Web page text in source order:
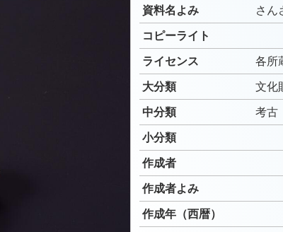
資料名よみ さん
コピーライト
ライセンス 各所
大分類 文化
中分類 考古
小分類
作成者
作成者よみ
作成年（西暦）